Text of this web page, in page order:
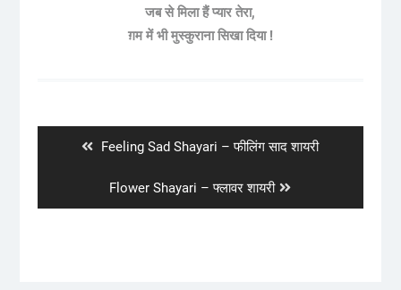
जब से मिला हैं प्यार तेरा,
ग़म में भी मुस्कुराना सिखा दिया !
Previous
Feeling Sad Shayari – फीलिंग साद शायरी
Next
post:
Flower Shayari – फ्लावर शायरी